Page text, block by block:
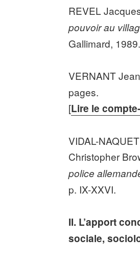
REVEL
pouvoir au
Gallimard, 1989.
VERNANT
pages.
[Lire le
VIDAL-
Christopher
police
p. IX-XXVI.
II. L’apport
sociale,